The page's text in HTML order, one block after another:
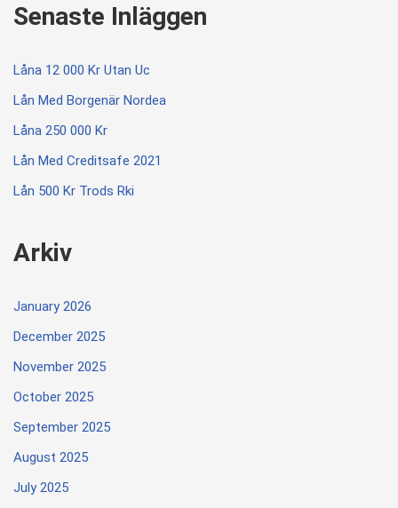
Senaste Inläggen
Låna 12 000 Kr Utan Uc
Lån Med Borgenär Nordea
Låna 250 000 Kr
Lån Med Creditsafe 2021
Lån 500 Kr Trods Rki
Arkiv
January 2026
December 2025
November 2025
October 2025
September 2025
August 2025
July 2025